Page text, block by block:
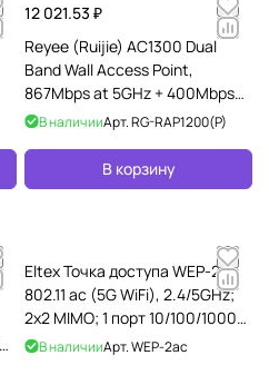
12 021.53 ₽
Reyee (Ruijie) AC1300 Dual
Band Wall Access Point,
867Mbps at 5GHz + 400Mbps
at 2.4GHz, 4 10/100base-t
В наличииАрт.RG-RAP1200(P)
В корзину
Eltex Точка доступа WEP-2ac,
802.11 ac (5G WiFi), 2.4/5GHz;
2х2 MIMO; 1 порт 10/100/1000
Base-T, 48 В DC-PoE+
В наличииАрт.WEP-2ac